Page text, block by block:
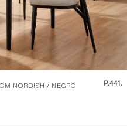
NORDISH / NEGRO
P.441.